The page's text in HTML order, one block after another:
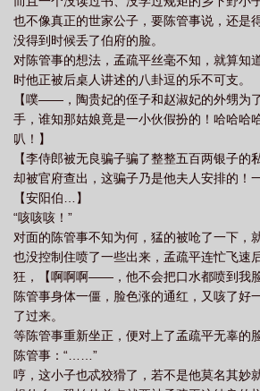
心里却继续骂道，“看毛看，没见过帅哥吗？
为何，落在他身上的目光更冷了。
也不像真正的世家公子，要陈管事说，还是
没得到时候丢了伯府的脸。
对陈管事的想法，孟疏平丝毫不知，就算知
时他正被后桌人讲述的八卦逗的乐不可支。
【噗——，陶贵妃的侄子和赵淑妃的外甥为
手，谁知那姑娘竟是一小伙假扮的！哈哈哈
叭！】
【李侍郎被无良骗子骗了整整五百两银子的
却被官府查出，这骗子乃是他夫人安排的！
【安阳伯…】
“咳咳咳！”
对面的陈管事不知为何，猛的被呛了一下，
也没控制住喷了一些出来，孟疏平连忙飞速
狂，【啊啊啊——，他不会把口水都喷到我脸
陈管事身体一僵，脸色涨的通红，又咳了好
了过来。
等陈管事重新坐正，便对上了孟疏平无辜的脸
陈管事：“……”
哼，这小子也忒狡猾了，若不是他莫名其妙